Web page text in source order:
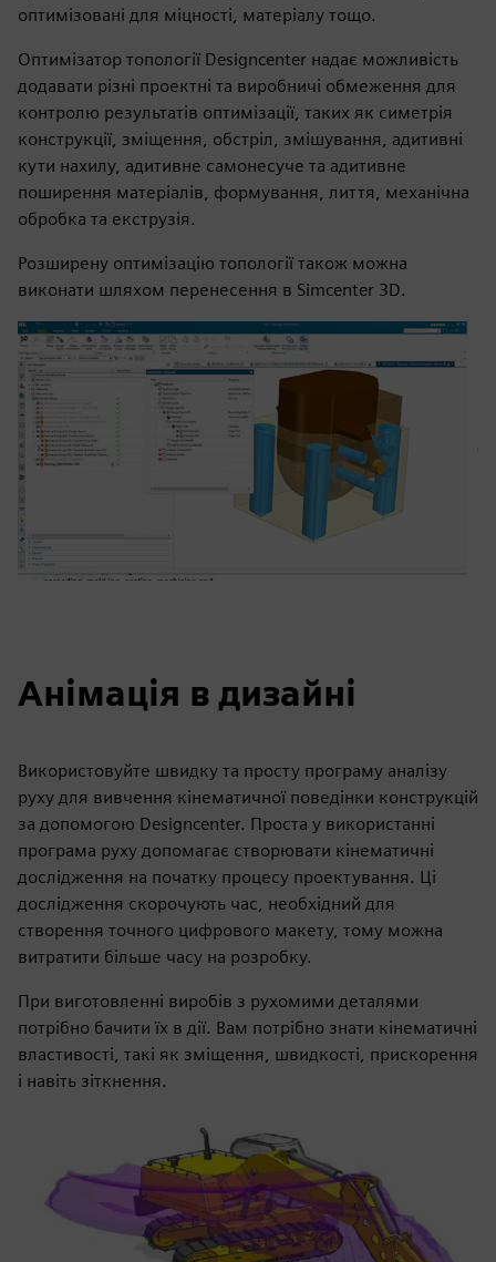
оптимізовані для міцності, матеріалу тощо.
Оптимізатор топології Designcenter надає можливість
додавати різні проектні та виробничі обмеження для
контролю результатів оптимізації, таких як симетрія
конструкції, зміщення, обстріл, змішування, адитивні
кути нахилу, адитивне самонесуче та адитивне
поширення матеріалів, формування, лиття, механічна
обробка та екструзія.
Розширену оптимізацію топології також можна
виконати шляхом перенесення в Simcenter 3D.
Анімація в дизайні
Використовуйте швидку та просту програму аналізу
руху для вивчення кінематичної поведінки конструкцій
за допомогою Designcenter. Проста у використанні
програма руху допомагає створювати кінематичні
дослідження на початку процесу проектування. Ці
дослідження скорочують час, необхідний для
створення точного цифрового макету, тому можна
витратити більше часу на розробку.
При виготовленні виробів з рухомими деталями
потрібно бачити їх в дії. Вам потрібно знати кінематичні
властивості, такі як зміщення, швидкості, прискорення
і навіть зіткнення.